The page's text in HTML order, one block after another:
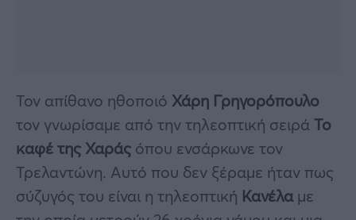
Τον απίθανο ηθοποιό Χάρη Γρηγορόπουλο
τον γνωρίσαμε από την τηλεοπτική σειρά Το
καφέ της Χαράς όπου ενσάρκωνε τον
Τρελαντώνη. Αυτό που δεν ξέραμε ήταν πως
σύζυγός του είναι η τηλεοπτική Κανέλαμε